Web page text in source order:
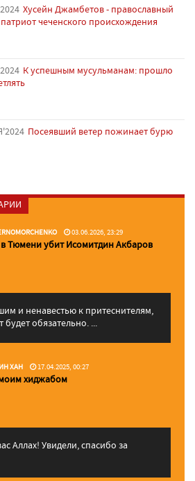
Хусейн Джамбетов - православный
чеченского происхождения
К успешным мусульманам: прошло
Посеявший ветер пожинает бурю
03.06.2026, 23:29
Тюмени убит Исомитдин Акбаров
и ненавестью к притеснителям,
будет обязательно. ...
ХАН 17.04.2025, 00:27
моим хиджабом
Аллаx! Увидели, спасибо за